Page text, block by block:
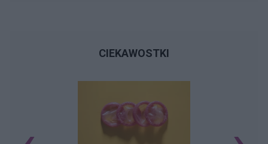
CIEKAWOSTKI